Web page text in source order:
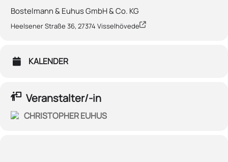
Bostelmann & Euhus GmbH & Co. KG
Heelsener Straße 36, 27374 Visselhövede
KALENDER
Veranstalter/-in
CHRISTOPHER EUHUS